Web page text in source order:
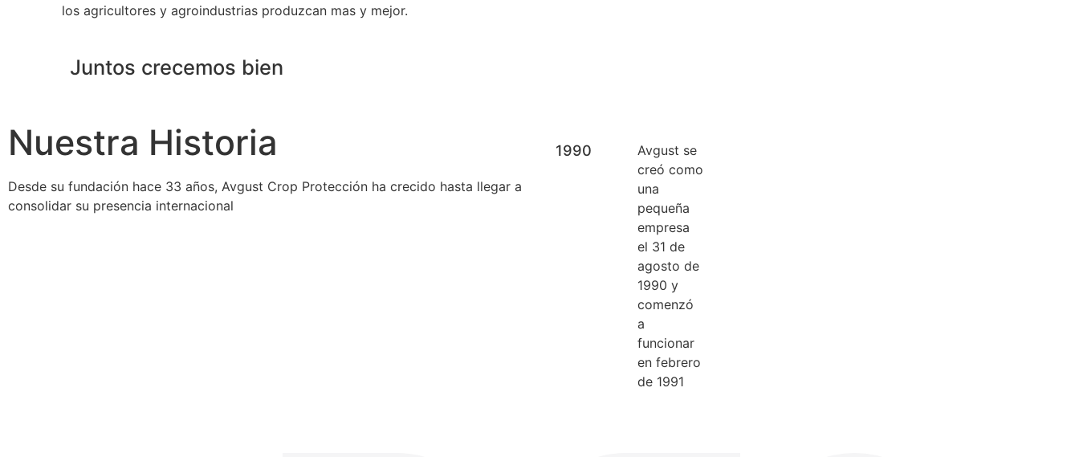
los agricultores y agroindustrias produzcan mas y mejor.
Juntos crecemos bien
Nuestra Historia
Desde su fundación hace 33 años, Avgust Crop Protección ha crecido hasta llegar a
consolidar su presencia internacional
1990
Avgust se
creó como
una
pequeña
empresa
el 31 de
agosto de
1990 y
comenzó
a
funcionar
en febrero
de 1991